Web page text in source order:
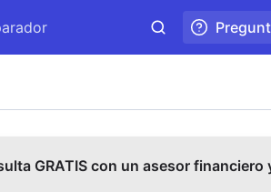
GRATIS con un asesor financiero